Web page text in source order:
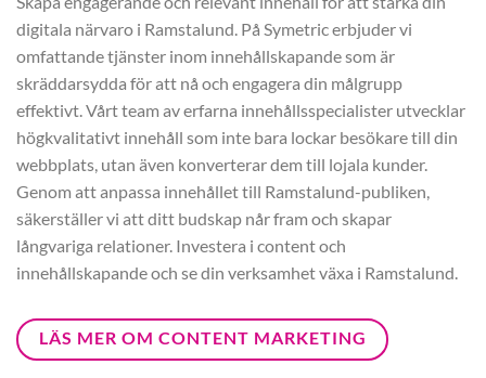
digitala närvaro i Ramstalund. På Symetric erbjuder vi
omfattande tjänster inom innehållskapande som är
skräddarsydda för att nå och engagera din målgrupp
effektivt. Vårt team av erfarna innehållsspecialister utvecklar
högkvalitativt innehåll som inte bara lockar besökare till din
webbplats, utan även konverterar dem till lojala kunder.
Genom att anpassa innehållet till Ramstalund-publiken,
säkerställer vi att ditt budskap når fram och skapar
långvariga relationer. Investera i content och
innehållskapande och se din verksamhet växa i Ramstalund.
LÄS MER OM CONTENT MARKETING